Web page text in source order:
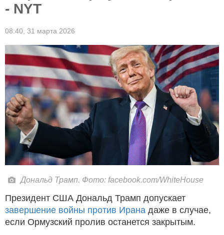
- NYT
08:40, 31 марта 2026
Дональд Трамп. Фото: facebook.com/WhiteHouse
Президент США Дональд Трамп допускает
завершение войны против Ирана даже в случае,
если Ормузский пролив останется закрытым.